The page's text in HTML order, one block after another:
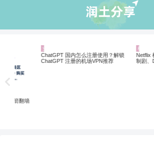
ChatGPT 国内怎么注册使用？解锁